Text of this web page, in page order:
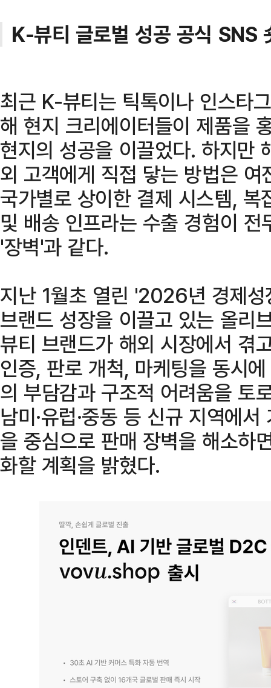
K-뷰티 글로벌 성공 공식 SNS
최근 K-뷰티는 틱톡이나 인스타
해 현지 크리에이터들이 제품을
현지의 성공을 이끌었다. 하지만
외 고객에게 직접 닿는 방법은
국가별로 상이한 결제 시스템,
및 배송 인프라는 수출 경험이
'장벽'과 같다.
지난 1월초 열린 '2026년 경제
브랜드 성장을 이끌고 있는 올리
뷰티 브랜드가 해외 시장에서 겪
인증, 판로 개척, 마케팅을 동시
의 부담감과 구조적 어려움을 토
남미·유럽·중동 등 신규 지역에
을 중심으로 판매 장벽을 해소하
화할 계획을 밝혔다.